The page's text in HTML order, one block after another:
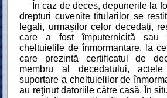
În caz de deces, depunerile la
drepturi cuvenite titularilor se
legali, urmașilor celor decedați,
care a fost împuternicită sau
cheltuielile de înmormantare, la
care prezintă certificatul de
membru al decedatului,
suportare a cheltuielilor de
au reţinut datoriile către casă. În